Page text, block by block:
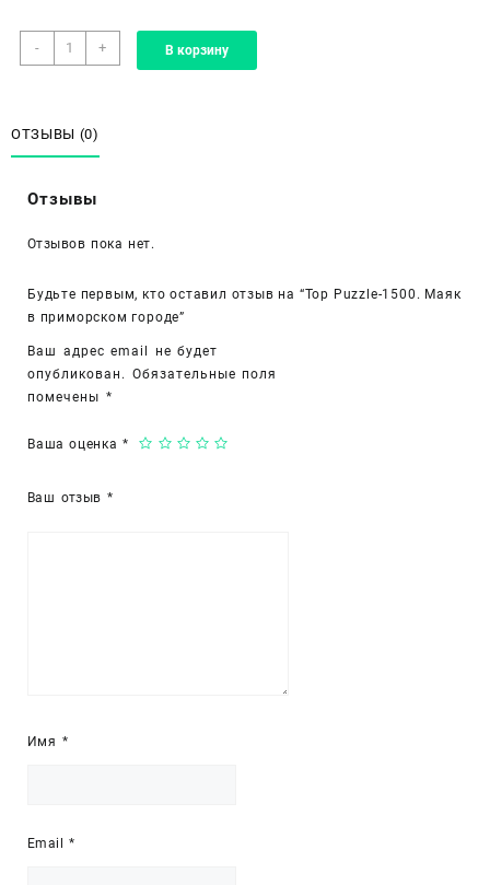
-
Количество
товара
1500.
Маяк
приморском
+ В корзину
ОТЗЫВЫ (0)
Отзывы
Отзывов пока нет.
Будьте первым, кто оставил отзыв на “Top Puzzle-1500. Маяк
в приморском городе”
Ваш адрес email не будет
опубликован. Обязательные поля
помечены *
Ваша оценка *
Ваш отзыв *
Имя *
Email*